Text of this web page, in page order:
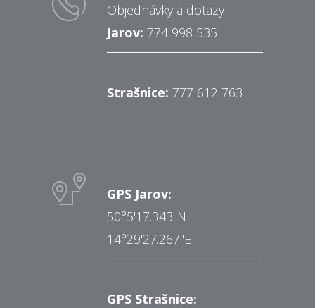
Objednávky a dotazy
Jarov: 774 998 535
Strašnice: 777 612 763
GPS Jarov:
50°5'17.343"N
14°29'27.267"E
GPS Strašnice: